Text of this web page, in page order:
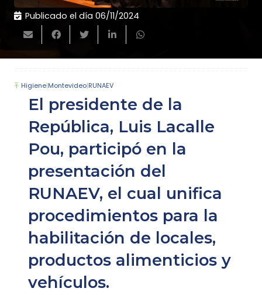
Publicado el día 06/11/2024
Higiene|Montevideo|RUNAEV
El presidente de la
República, Luis Lacalle
Pou, participó en la
presentación del
RUNAEV, el cual unifica
procedimientos para la
habilitación de locales,
productos alimenticios y
vehículos.